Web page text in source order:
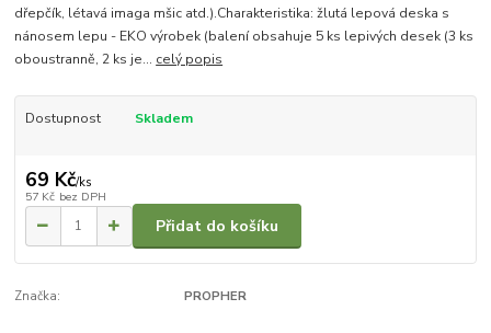
dřepčík, létavá imaga mšic atd.).Charakteristika: žlutá lepová deska s
nánosem lepu - EKO výrobek (balení obsahuje 5 ks lepivých desek (3 ks
oboustranně, 2 ks je... celý popis
Dostupnost Skladem
69 Kč/ks
57 Kč bez DPH
Přidat do košíku
Značka: PROPHER